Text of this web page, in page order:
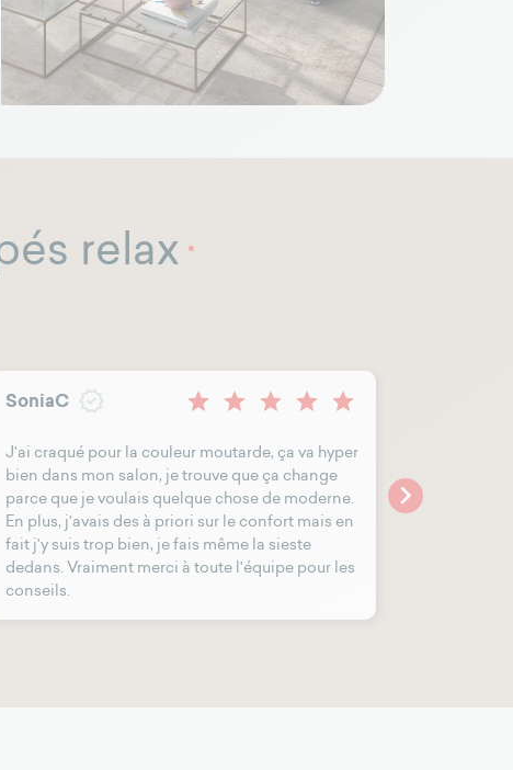
relax
SoniaC
J'ai craqué pour la couleur moutarde, ça va hyper
bien dans mon salon, je trouve que ça change
parce que je voulais quelque chose de moderne.
En plus, j'avais des à priori sur le confort mais en
fait j'y suis trop bien, je fais même la sieste
dedans. Vraiment merci à toute l'équipe pour les
conseils.
